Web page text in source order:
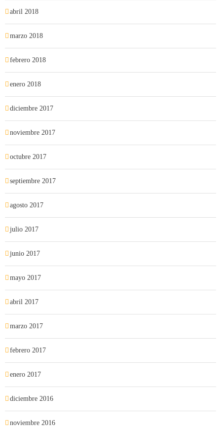
abril 2018
marzo 2018
febrero 2018
enero 2018
diciembre 2017
noviembre 2017
octubre 2017
septiembre 2017
agosto 2017
julio 2017
junio 2017
mayo 2017
abril 2017
marzo 2017
febrero 2017
enero 2017
diciembre 2016
noviembre 2016